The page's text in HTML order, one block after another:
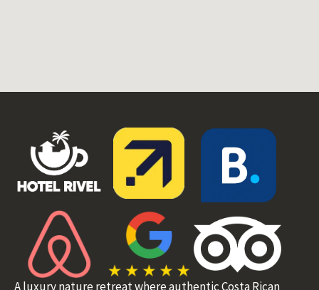
A luxury nature retreat where authentic Costa Rican